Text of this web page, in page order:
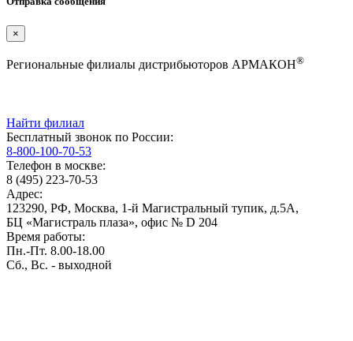
×
Региональные филиалы дистрибьюторов АРМАКОН®
Найти филиал
Бесплатный звонок по России:
8-800-100-70-53
Телефон в москве:
8 (495) 223-70-53
Адрес:
123290, РФ, Москва, 1-й Магистральный тупик, д.5А,
БЦ «Магистраль плаза», офис № D 204
Время работы:
Пн.-Пт. 8.00-18.00
Сб., Вс. - выходной